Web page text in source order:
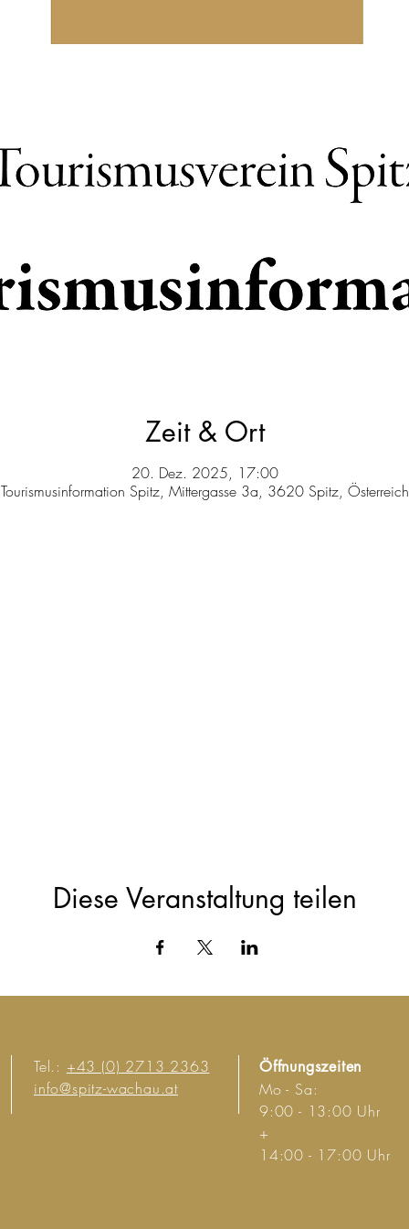
Zeit & Ort
20. Dez. 2025, 17:00
Tourismusinformation Spitz, Mittergasse 3a, 3620 Spitz, Österreich
Diese Veranstaltung teilen
Tel.: +43 (0) 2713 2363
info@spitz-wachau.at
Öffnungszeiten
Mo - Sa:
9:00 - 13:00 Uhr
+
14:00 - 17:00 Uhr